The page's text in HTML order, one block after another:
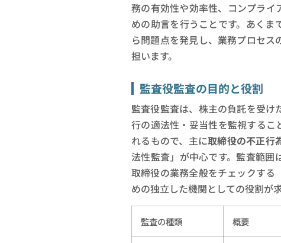
務の有効性や効率性、コンプライ
めの助言を行うことです。あく
ら問題点を発見し、業務プロセ
担います。
監査役監査の目的と役割
監査役監査は、株主の負託を受
行の適法性・妥当性を監視するこ
れるもので、主に取締役の不正行
法性監査」が中心です。監査範囲
取締役の業務全般をチェックする
めの独立した機関としての役割が
監査の種類 概要